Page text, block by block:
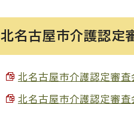
北名古屋市介護認定
北名古屋市介護認定審
北名古屋市介護認定審